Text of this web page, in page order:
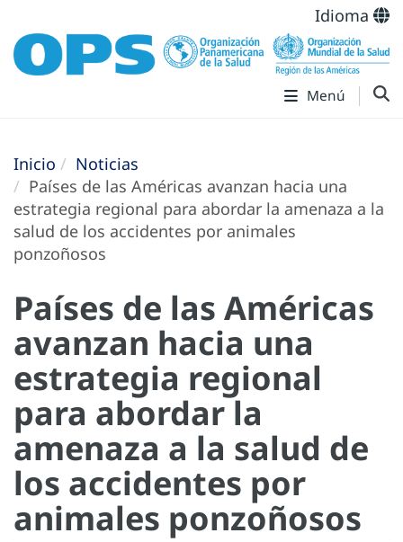
Idioma
Menú
Inicio
Noticias
Países de las Américas avanzan hacia una
estrategia regional para abordar la amenaza a la
salud de los accidentes por animales
ponzoñosos
Países de las Américas
avanzan hacia una
estrategia regional
para abordar la
amenaza a la salud de
los accidentes por
animales ponzoñosos